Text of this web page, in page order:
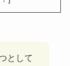
として